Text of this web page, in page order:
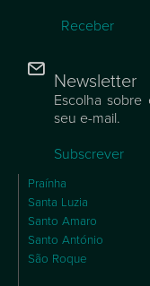
Receber
Newsletter
Escolha
seu e-mail.
Subscrever
Praínha
Santa Luzia
Santo Amaro
Santo António
São Roque